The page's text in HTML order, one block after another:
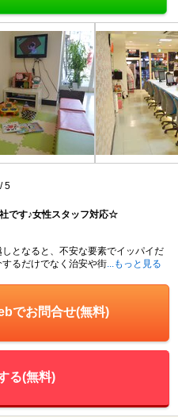
/5
です♪女性スタッフ対応☆
となると、不安な要素でイッパイだ
るだけでなく治安や街 ...もっと見る
でお問合せ(無料)
る(無料)